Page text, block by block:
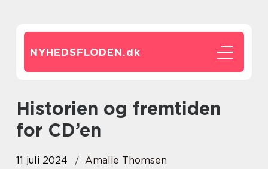
NYHEDSFLODEN.dk
Historien og fremtiden
for CD’en
11 juli 2024
Amalie Thomsen